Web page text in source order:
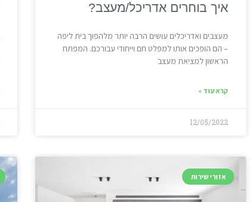
איך בוחרים אדריכל/מעצב?
מעצבים ואדריכלים עושים הרבה יותר מלהפוך בית ליפה
– הם הופכים אותו למפלט חם וייחודי עבורכם. המפתח
הראשון למציאת מעצב
קרא עוד »
12/05/2022
אזורי שירות